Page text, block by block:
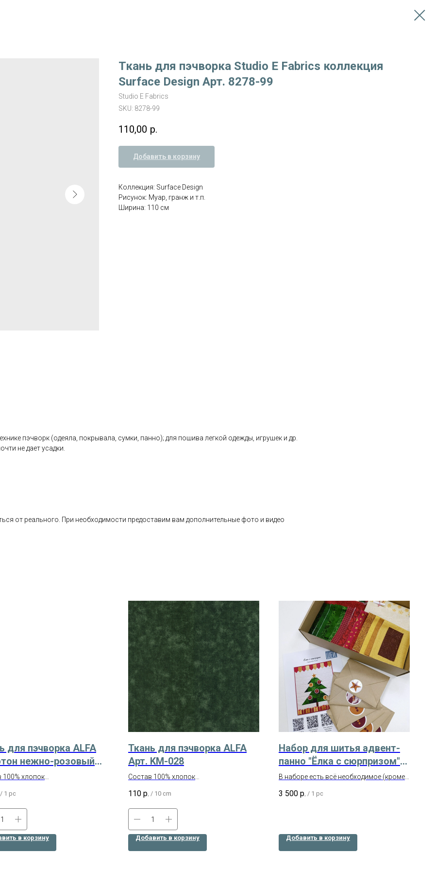
Ткань для пэчворка Studio E Fabrics коллекция
Surface Design Арт. 8278-99
Studio E Fabrics
SKU: 8278-99
110,00 р.
Добавить в корзину
Коллекция: Surface Design
Рисунок: Муар, гранж и т.п.
Ширина: 110 см
пэчворк (одеяла, покрывала, сумки, панно); для пошива легкой одежды, игрушек и др.
не дает усадки.
от реального. При необходимости предоставим вам дополнительные фото и видео
для пэчворка ALFA
нежно-розовый
S2669
100% хлопок
50х55 см
/ 1 pc
в корзину
Ткань для пэчворка ALFA
Арт. KM-028
Состав 100% хлопок
Производство – Корея
110 р. / 10 cm
Добавить в корзину
Набор для шитья адвент-
панно "Ёлка с сюрпризом"
60×72 см
В наборе есть всё необходимое (кроме
украшений для ёлки (каких – это
3 500 р. / 1 pc
Добавить в корзину